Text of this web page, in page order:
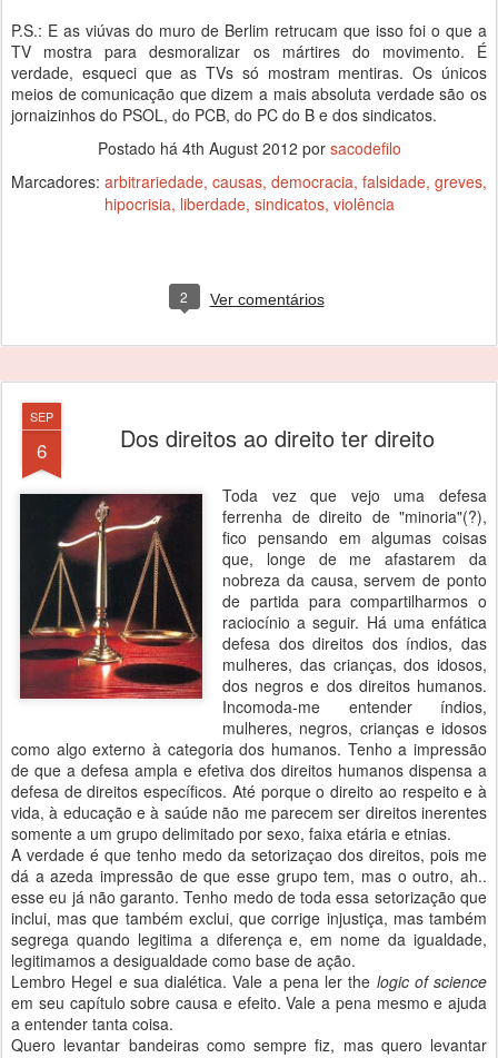
P.S.: E as viúvas do muro de Berlim retrucam que isso foi o que a
TV mostra para desmoralizar os mártires do movimento. É
verdade, esqueci que as TVs só mostram mentiras. Os únicos
meios de comunicação que dizem a mais absoluta verdade são os
jornaizinhos do PSOL, do PCB, do PC do B e dos sindicatos.
Postado há 4th August 2012 por sacodefilo
Marcadores: arbitrariedade causas democracia falsidade greves
hipocrisia liberdade sindicatos violência
2 Ver comentários
SEP
6 Dos direitos ao direito ter direito
Toda vez que vejo uma defesa
ferrenha de direito de "minoria"(?),
fico pensando em algumas coisas
que, longe de me afastarem da
nobreza da causa, servem de ponto
de partida para compartilharmos o
raciocínio a seguir. Há uma enfática
defesa dos direitos dos índios, das
mulheres, das crianças, dos idosos,
dos negros e dos direitos humanos.
Incomoda-me entender índios,
mulheres, negros, crianças e idosos
como algo externo à categoria dos humanos. Tenho a impressão
de que a defesa ampla e efetiva dos direitos humanos dispensa a
defesa de direitos específicos. Até porque o direito ao respeito e à
vida, à educação e à saúde não me parecem ser direitos inerentes
somente a um grupo delimitado por sexo, faixa etária e etnias.
A verdade é que tenho medo da setorizaçao dos direitos, pois me
dá a azeda impressão de que esse grupo tem, mas o outro, ah..
esse eu já não garanto. Tenho medo de toda essa setorização que
inclui, mas que também exclui, que corrige injustiça, mas também
segrega quando legitima a diferença e, em nome da igualdade,
legitimamos a desigualdade como base de ação.
Lembro Hegel e sua dialética. Vale a pena ler the logic of science
em seu capítulo sobre causa e efeito. Vale a pena mesmo e ajuda
a entender tanta coisa.
Quero levantar bandeiras como sempre fiz, mas quero levantar